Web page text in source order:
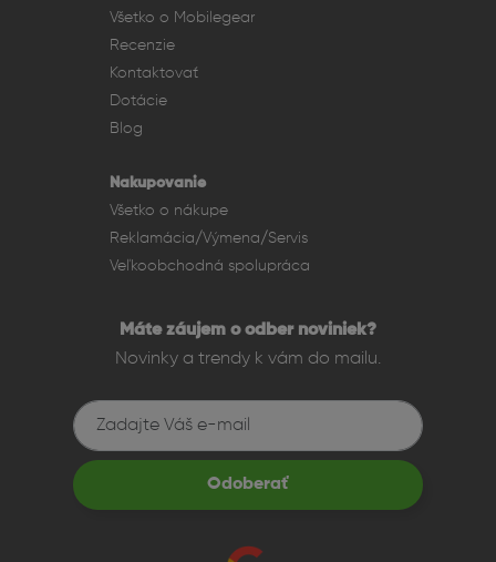
so stabilizáciou obrazu.
iPhone 15 ponúka USB-C konektor pre rýchlejšie nabíjanie
Všetko o Mobilegear
Recenzie
Kontaktovať
Dotácie
Blog
Nakupovanie
Všetko o nákupe
Reklamácia/Výmena/Servis
Veľkoobchodná spolupráca
Máte záujem o odber noviniek?
Novinky a trendy k vám do mailu.
Odoberať